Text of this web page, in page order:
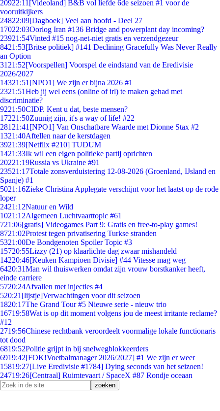
20922:11 [Videoland] B&B vol liefde 6de seizoen #1 voor de
vooruitkijkers
24822:09[Dagboek] Veel aan hoofd - Deel 27
17022:03Oorlog Iran #136 Bridge and powerplant day incoming?
23921:54Vinted #15 nog-net-niet gratis en verzendgezeur
8421:53[Britse politiek] #141 Declining Gracefully Was Never Really
an Option
31 21:52[Voorspellen] Voorspel de eindstand van de Eredivisie
2026/2027
14321:51 [NPO1] We zijn er bijna 2026 #1
2321:51Heb jij wel eens (online of irl) te maken gehad met
discriminatie?
9221:50CIDP. Kent u dat, beste mensen?
17221:50Zuunig zijn, it's a way of life! #22
281 21:41 [NPO1] Van Onschatbare Waarde met Dionne Stax #2
1321:40Aftellen naar de kerstdagen
3921:39[Netflix #210] TUDUM
1421:33Ik wil een eigen politieke partij oprichten
20221:19Russia vs Ukraine #91
23521:17Totale zonsverduistering 12-08-2026 (Groenland, IJsland en
Spanje) #1
5021:16Zieke Christina Applegate verschijnt voor het laatst op de rode
loper
2421:12Natuur en Wild
1021:12Algemeen Luchtvaarttopic #61
721:06[gratis] Videogames Part 9: Gratis en free-to-play games!
8721:02Protest tegen privatisering Turkse stranden
5321:00De Bondgenoten Spoiler Topic #3
15720:55Lizzy (21) op klaarlichte dag zwaar mishandeld
14220:46[Keuken Kampioen Divisie] #44 Vitesse mag weg
6420:31Man wil thuiswerken omdat zijn vrouw borstkanker heeft,
einde carriere
5720:24Afvallen met injecties #4
520:21 [lijstje]Verwachtingen voor dit seizoen
1820:17The Grand Tour #5 Nieuwe serie - nieuw trio
16719:58Wat is op dit moment volgens jou de meest irritante reclame?
#12
2719:56Chinese rechtbank veroordeelt voormalige lokale functionaris
tot dood
6819:52Politie grijpt in bij snelwegblokkeerders
6919:42[FOK!Voetbalmanager 2026/2027] #1 We zijn er weer
15819:27[Live Eredivisie #1784] Dying seconds van het seizoen!
24719:26[Centraal] Ruimtevaart / SpaceX #87 Rondje oceaan